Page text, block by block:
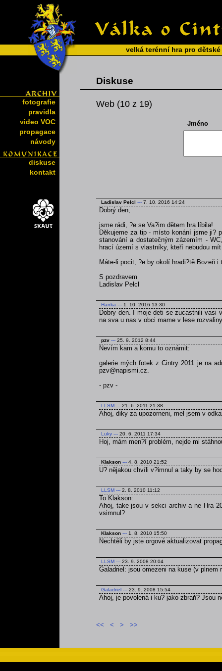
velká terénní hra pro
fotografie
pravidla
video VOC
propagace
návody
diskuse
kontakt
Diskuse
Web (10 z 19)
Jméno
Ladislav Pelcl --- 7. 10. 2016 14:24
Dobrý den,
jsme rádi, ?e se Va?im dětem hra líbila!
Děkujeme za tip - místo konání jsme ji?
stanování a dostatečným zázemím -
hrací území s vlastníky, kteří nebudou
Máte-li pocit, ?e by okolí hradi?tě Bozeň
S pozdravem
Ladislav Pelcl
Hanka --- 1. 10. 2016 13:30
Dobry den. I moje deti se zucastnili vasi
na sva u nas v obci mame v lese
pzv --- 25. 9. 2012 8:44
Nevím kam a komu to oznámit:
galerie mých fotek z Cintry 2011 je na
pzv@napismi.cz.
- pzv -
LLSM --- 21. 6. 2011 21:38
Ahoj, diky za upozorneni, mel jsem v
Luky --- 20. 6. 2011 17:34
Hoj, mám men?í problém, nejde mi
Klakson --- 4. 8. 2010 21:52
U? nějakou chvíli v?imnul a taky by se
LLSM --- 2. 8. 2010 11:12
To Klakson:
Ahoj, take jsou v sekci archiv a ne Hra
vsimnul?
Klakson --- 1. 8. 2010 15:50
Nechtěli by jste orgové aktualizovat
LLSM --- 23. 9. 2008 20:04
Galadriel: jsou omezeni na kuse (v plnem
Galadriel --- 23. 9. 2008 15:54
Ahoj, je povolená i ku? jako zbraň? Jsou
<< < > >>